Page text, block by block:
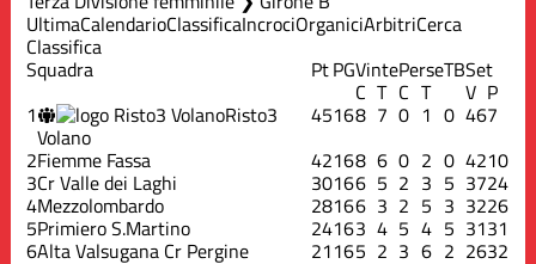
UltimaCalendarioClassificaIncrociOrganiciArbitriCerca
Classifica
Squadra PtPGVintePerseTBSet
C T C T V P
1 Risto3
Volano
45168 7 0 1 0 467
2Fiemme Fassa 42168 6 0 2 0 4210
3Cr Valle dei Laghi 30166 5 2 3 5 3724
4Mezzolombardo 28166 3 2 5 3 3226
5Primiero S.Martino 24163 4 5 4 5 3131
6Alta Valsugana Cr Pergine 21165 2 3 6 2 2632